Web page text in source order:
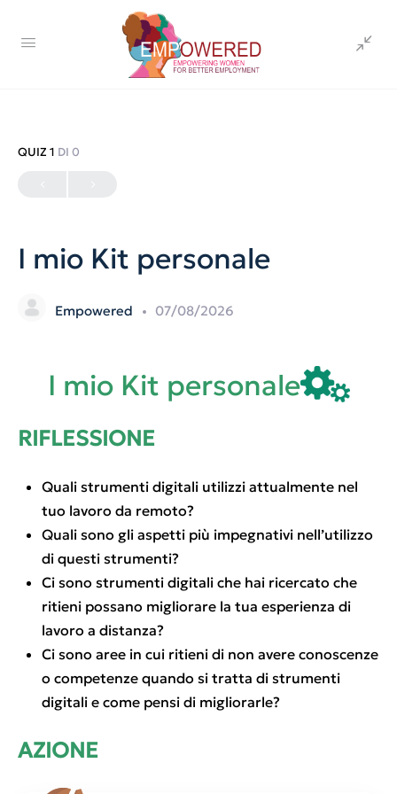
QUIZ 1 DI 0
I mio Kit personale
Empowered 07/08/2026
I mio Kit personale
RIFLESSIONE
Quali strumenti digitali utilizzi attualmente nel
tuo lavoro da remoto?
Quali sono gli aspetti più impegnativi nell’utilizzo
di questi strumenti?
Ci sono strumenti digitali che hai ricercato che
ritieni possano migliorare la tua esperienza di
lavoro a distanza?
Ci sono aree in cui ritieni di non avere conoscenze
o competenze quando si tratta di strumenti
digitali e come pensi di migliorarle?
AZIONE